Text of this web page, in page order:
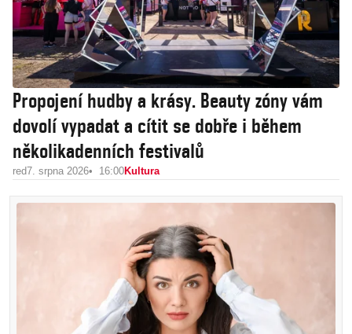
Propojení hudby a krásy. Beauty zóny vám
dovolí vypadat a cítit se dobře i během
několikadenních festivalů
red7. srpna 2026 16:00Kultura